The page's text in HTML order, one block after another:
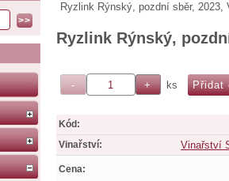
Ryzlink Rýnský, pozdní sběr, 2023,
Ryzlink Rýnský,
ks
Kód:
Vinařství:
Vinařství
Cena: